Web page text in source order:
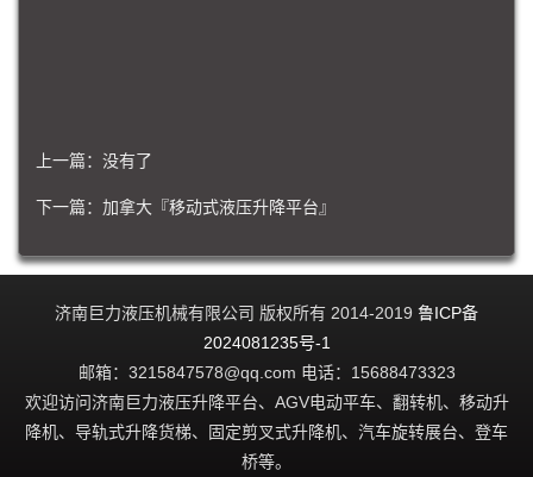
上一篇：没有了
下一篇： 加拿大『移动式液压升降平台』
济南巨力液压机械有限公司 版权所有 2014-2019 鲁ICP备
2024081235号-1
邮箱：3215847578@qq.com 电话：15688473323
欢迎访问济南巨力液压升降平台、AGV电动平车、翻转机、移动升
降机、导轨式升降货梯、固定剪叉式升降机、汽车旋转展台、登车
桥等。